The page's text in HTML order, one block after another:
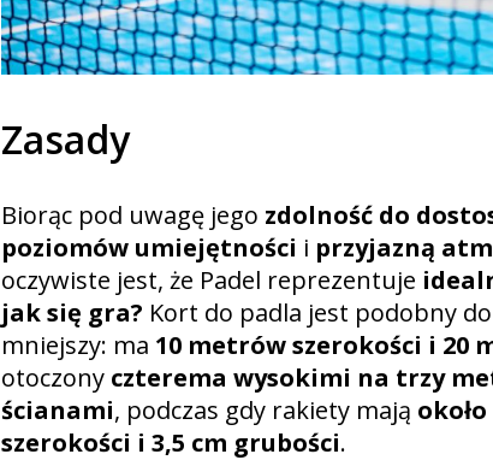
Zasady
Biorąc pod uwagę jego zdolność do
poziomów umiejętności i przyjazną
oczywiste jest, że Padel reprezentuje
jak się gra? Kort do padla jest podobny
mniejszy: ma 10 metrów szerokości i 20
otoczony czterema wysokimi na trzy
ścianami, podczas gdy rakiety mają
szerokości i 3,5 cm grubości.